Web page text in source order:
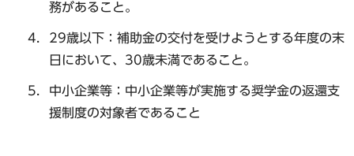
務があること。
29歳以下：補助金の交付を受けようとする年度の末
日において、30歳未満であること。
中小企業等：中小企業等が実施する奨学金の返還支
援制度の対象者であること